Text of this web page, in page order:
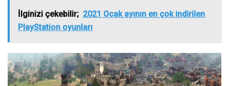
İlginizi çekebilir; 2021 Ocak ayının en çok indirilen
PlayStation oyunları